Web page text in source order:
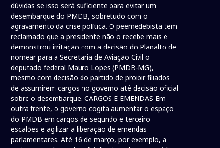
dúvidas se isso será suficiente para evitar um
desembarque do PMDB, sobretudo com o
agravamento da crise política. O peemedebista tem
reclamado que a presidente não o recebe mais e
demonstrou irritação com a decisão do Planalto de
nomear para a Secretaria de Aviação Civil o
deputado federal Mauro Lopes (PMDB-MG),
mesmo com decisão do partido de proibir filiados
de assumirem cargos no governo até decisão oficial
sobre o desembarque. CARGOS E EMENDAS Em
outra frente, o governo cogita aumentar o espaço
do PMDB em cargos de segundo e terceiro
escalões e agilizar a liberação de emendas
parlamentares. Até 16 de março, por exemplo, a